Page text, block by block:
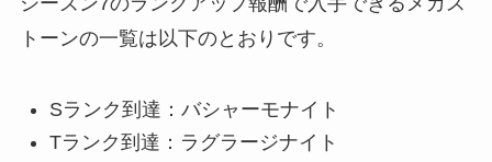
トーンの一覧は以下のとおりです。
Sランク到達：バシャーモナイト
Tランク到達：ラグラージナイト